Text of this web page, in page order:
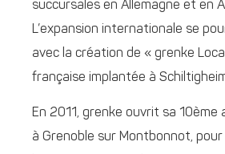
succursales en Allemagne et en
L’expansion internationale se
avec la création de « grenke
française implantée à
En 2011, grenke ouvrit sa 10ème
à Grenoble sur Montbonnot, pour